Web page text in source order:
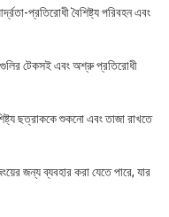
প্রতিরোধী বৈশিষ্ট্য পরিবহন এবং
টেকসই এবং অশ্রু প্রতিরোধী
ছত্রাককে শুকনো এবং তাজা রাখতে
জন্য ব্যবহার করা যেতে পারে, যার